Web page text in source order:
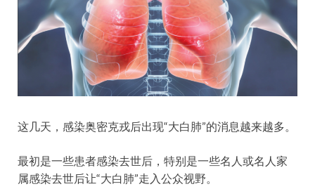
这几天，感染奥密克戎后出现“大白肺”的消息越来越多。
最初是一些患者感染去世后，特别是一些名人或名人家
属感染去世后让“大白肺”走入公众视野。